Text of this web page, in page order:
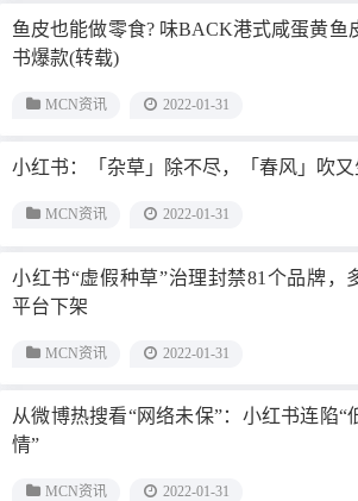
鱼皮也能做零食? 味BACK港式咸蛋黄鱼
书爆款(转载)
MCN资讯 2022-01-31
小红书：「杂草」除不尽，「春风」吹又
MCN资讯 2022-01-31
小红书“虚假种草”治理封禁81个品牌，
平台下架
MCN资讯 2022-01-31
从微博热搜看“网络未保”：小红书连陷“
情”
MCN资讯 2022-01-31